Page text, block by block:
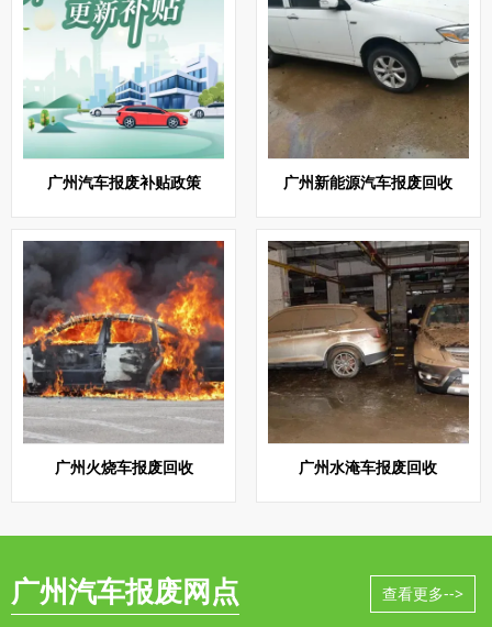
广州汽车报废补贴政策 广州新能源汽车报废回收
广州火烧车报废回收 广州水淹车报废回收
广州汽车报废网点 查看更多-->